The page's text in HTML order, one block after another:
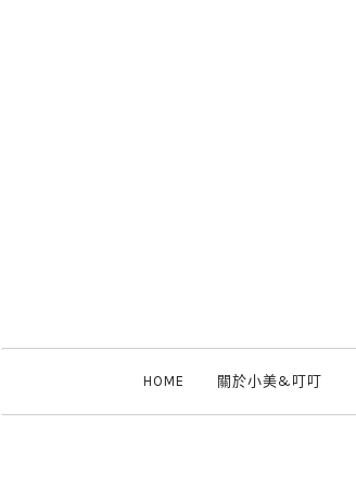
HOME 關於小美&叮叮